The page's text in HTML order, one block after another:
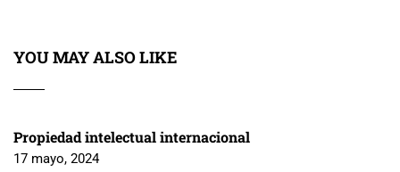
YOU MAY ALSO LIKE
Propiedad intelectual internacional
17 mayo, 2024